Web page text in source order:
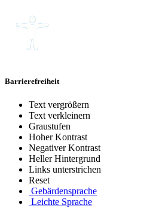
Barrierefreiheit
Text vergrößern
Text verkleinern
Graustufen
Hoher Kontrast
Negativer Kontrast
Heller Hintergrund
Links unterstrichen
Reset
Gebärdensprache
Leichte Sprache